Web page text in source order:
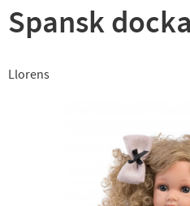
Spansk
Llorens